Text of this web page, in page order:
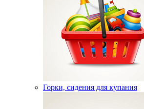
Горки, сидения для купания